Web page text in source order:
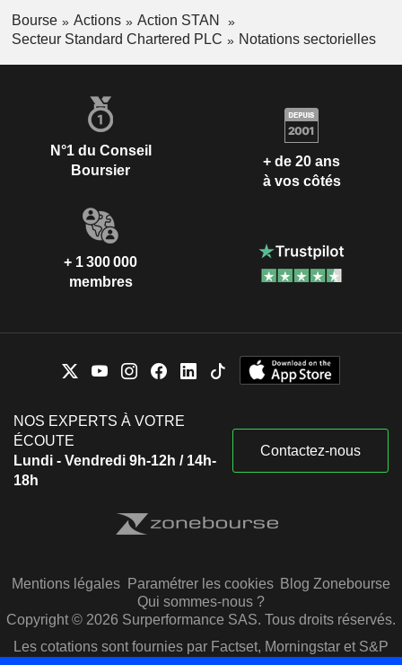
Bourse Actions
Action STAN
Secteur Standard Chartered PLC
Notations sectorielles
N°1 du Conseil
Boursier
+ de 20 ans
à vos côtés
+ 1 300 000
membres
NOS EXPERTS À VOTRE
ÉCOUTE
Lundi - Vendredi 9h-12h / 14h-
18h
Contactez-nous
Mentions légales Paramétrer les cookies Blog Zonebourse
Qui sommes-nous ?
Copyright © 2026 Surperformance SAS. Tous droits réservés.
Les cotations sont fournies par Factset, Morningstar et S&P